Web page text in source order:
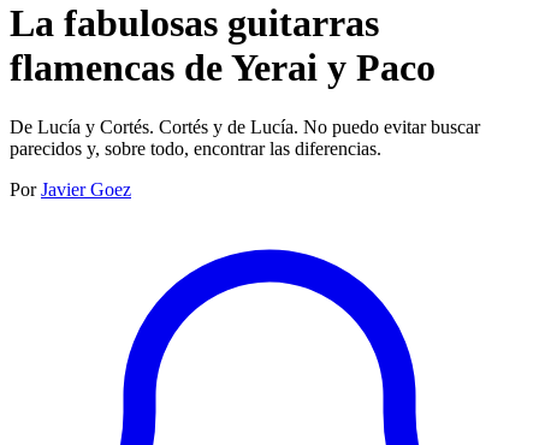
La fabulosas guitarras
flamencas de Yerai y Paco
De Lucía y Cortés. Cortés y de Lucía. No puedo evitar buscar
parecidos y, sobre todo, encontrar las diferencias.
Por Javier Goez